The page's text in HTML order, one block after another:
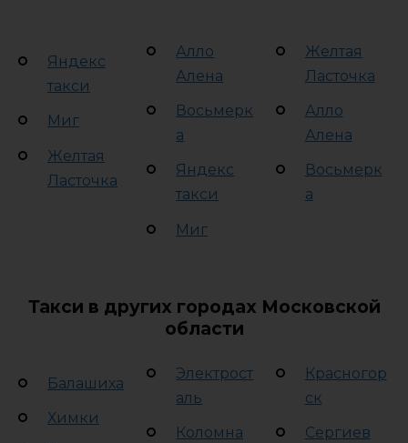
Яндекс
такси
Миг
Желтая
Ласточка
Алло
Алена
Восьмерк
а
Яндекс
такси
Миг
Желтая
Ласточка
Алло
Алена
Восьмерк
а
Такси в других городах Московской
области
Балашиха
Химки
Электрост
аль
Коломна
Красногор
ск
Сергиев